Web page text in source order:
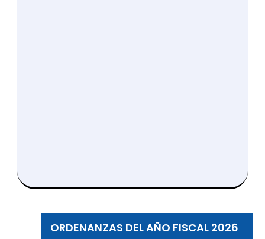
ORDENANZAS DEL AÑO FISCAL 2026